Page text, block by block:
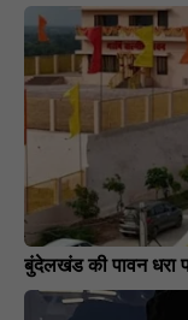
बुंदेलखंड की पावन धरा